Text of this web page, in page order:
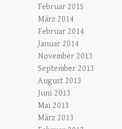
Februar 2015
März 2014
Februar 2014
Januar 2014
November 2013
September 2013
August 2013
Juni 2013
Mai 2013
März 2013